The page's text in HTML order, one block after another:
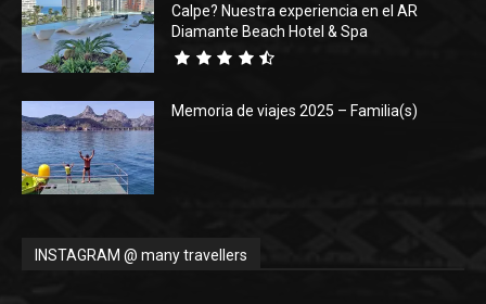
Calpe? Nuestra experiencia en el AR
Diamante Beach Hotel & Spa
Memoria de viajes 2025 – Familia(s)
INSTAGRAM @ many travellers